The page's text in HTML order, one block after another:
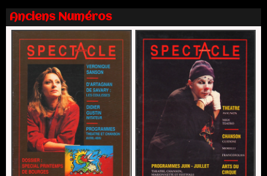
Nomination de Nathalie Garraud et Olivier Saccomano à la
direction du Théâtre de Gennevilliers - CDN
13/06/2026
Dispositif SACD Auteurs d'espaces : les lauréats 2026
18/03/2026
Anciens Numéros